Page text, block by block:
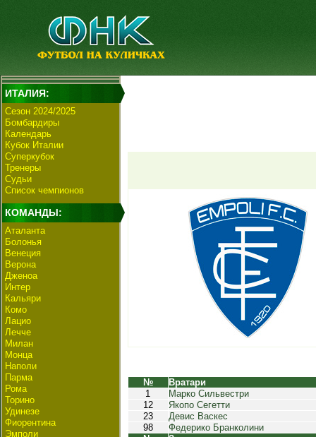
ИТАЛИЯ:
Сезон 2024/2025
Бомбардиры
Календарь
Кубок Италии
Суперкубок
Тренеры
Судьи
Список чемпионов
КОМАНДЫ:
Аталанта
Болонья
Венеция
Верона
Дженоа
Интер
Кальяри
Комо
Лацио
Лечче
Милан
Монца
Наполи
Парма
Рома
Торино
Удинезе
Фиорентина
Эмполи
№
Вратари
1
Марко Сильвестри
12
Якопо Сегетти
23
Девис Васкес
98
Федерико Бранколини